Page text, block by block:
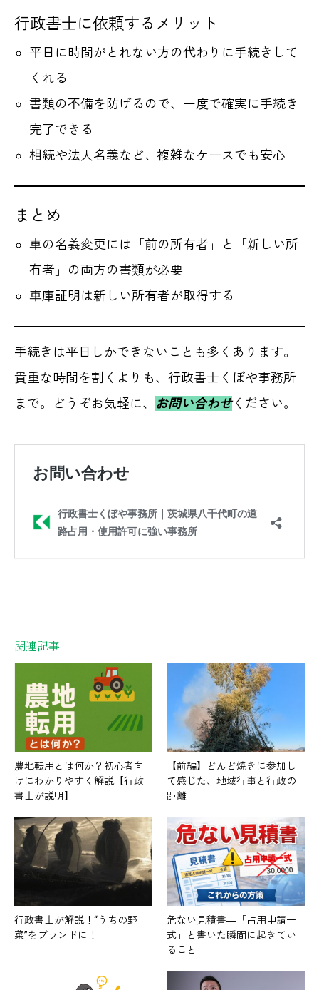
行政書士に依頼するメリット
平日に時間がとれない方の代わりに手続きして
くれる
書類の不備を防げるので、一度で確実に手続き
完了できる
相続や法人名義など、複雑なケースでも安心
まとめ
車の名義変更には「前の所有者」と「新しい所
有者」の両方の書類が必要
車庫証明は新しい所有者が取得する
手続きは平日しかできないことも多くあります。
貴重な時間を割くよりも、行政書士くぼや事務所
まで。どうぞお気軽に、 お問い合わせください。
関連記事
農地転用とは何か？初心者向
けにわかりやすく解説【行政
書士が説明】
【前編】どんど焼きに参加し
て感じた、地域行事と行政の
距離
行政書士が解説！“うちの野
菜”をブランドに！
危ない見積書―「占用申請一
式」と書いた瞬間に起きてい
ること―